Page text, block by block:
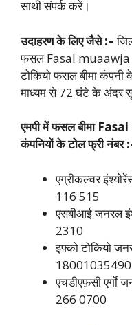
साथी संपर्क करें।
उदाहरण के लिए जैसे :–
फसल Fasal muaawja
टोकियो फसल बीमा
माध्यम से 72 घंटे के अंदर
एमपी में फसल बीमा
कंपनियों के टोल फ्री नंबर
एग्रीकल्चर
116 515
एसबीआई जनरल
2310
इफ्को टोकियो
18001035490
एचडीएफ़सी एर्गों
266 0700